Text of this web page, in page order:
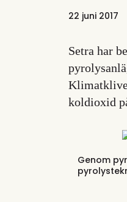
22 juni 2017
Setra har
koldioxid
Genom